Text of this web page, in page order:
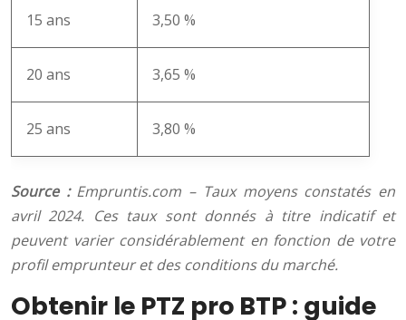
15 ans 3,50 %
20 ans 3,65 %
25 ans 3,80 %
Source : Empruntis.com – Taux moyens constatés en
avril 2024. Ces taux sont donnés à titre indicatif et
peuvent varier considérablement en fonction de votre
profil emprunteur et des conditions du marché.
Obtenir le PTZ pro BTP : guide